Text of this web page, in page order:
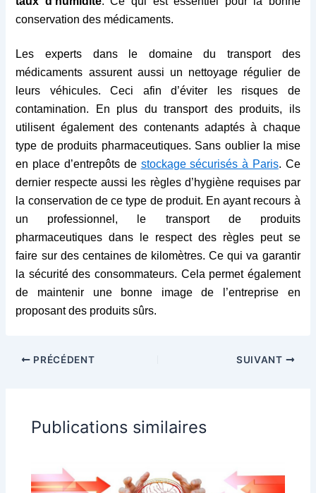
conservation des médicaments.
Les experts dans le domaine du transport des
médicaments assurent aussi un nettoyage régulier de
leurs véhicules. Ceci afin d’éviter les risques de
contamination. En plus du transport des produits, ils
utilisent également des contenants adaptés à chaque
type de produits pharmaceutiques. Sans oublier la mise
en place d’entrepôts de stockage sécurisés à Paris. Ce
dernier respecte aussi les règles d’hygiène requises par
la conservation de ce type de produit. En ayant recours à
un professionnel, le transport de produits
pharmaceutiques dans le respect des règles peut se
faire sur des centaines de kilomètres. Ce qui va garantir
la sécurité des consommateurs. Cela permet également
de maintenir une bonne image de l’entreprise en
proposant des produits sûrs.
PRÉCÉDENT SUIVANT
Publications similaires